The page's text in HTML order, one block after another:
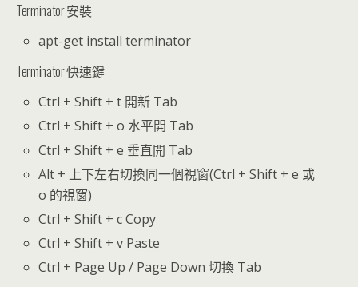
Terminator 安裝
apt-get install terminator
Terminator 快速鍵
Ctrl + Shift + t 開新 Tab
Ctrl + Shift + o 水平開 Tab
Ctrl + Shift + e 垂直開 Tab
Alt + 上下左右切換同一個視窗(Ctrl + Shift + e 或
o 的視窗)
Ctrl + Shift + c Copy
Ctrl + Shift + v Paste
Ctrl + Page Up / Page Down 切換 Tab